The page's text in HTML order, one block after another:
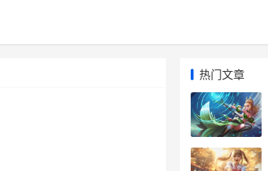
热门文章